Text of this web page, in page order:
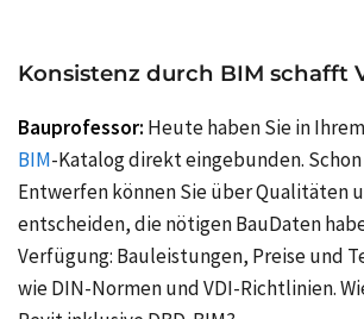
Konsistenz durch BIM schafft
Bauprofessor: Heute haben Sie in
BIM-Katalog direkt eingebunden.
Entwerfen können Sie über Qualitäten
entscheiden, die nötigen BauDaten
Verfügung: Bauleistungen, Preise und
wie DIN-Normen und VDI-Richtlinien.